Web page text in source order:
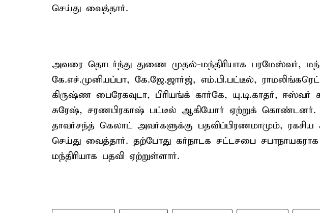
செய்து வைத்தார்.
அவரை தொடர்ந்து துணை முதல்-மந்திரியாக பரமேஸ்வர்,
கே.எச்.முனியப்பா, கே.ஜே.ஜார்ஜ், எம்.பி.பட்டீல்,
கிருஷ்ண பைரேகவுடா, பிரியங்க் கார்கே, யு.டி.காதர், ஈஸ்வர்
சுரேஷ், சரணபிரகாஷ் பட்டீல் ஆகியோர் ஏற்றுக் கொண்டனர்.
தாவர்சந்த் கெலாட் அவர்களுக்கு பதவிப்பிரணமாமும், ரகசிய
செய்து வைத்தார். தற்போது கர்நாடக சட்டசபை
மந்திரியாக பதவி ஏற்றுள்ளார்.